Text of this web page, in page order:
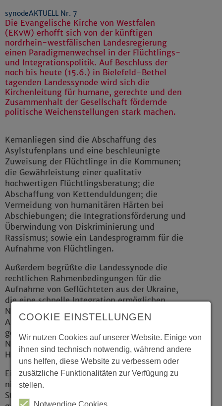
synodeAKTUELL Nr. 7
Die Evangelische Kirche von Westfalen
(EKvW) erhofft sich von der künftigen
nordrhein-westfälischen Landesregierung
einen Paradigmenwechsel in der Flüchtlings-
und Integrationspolitik. Auf Beschluss der
noch bis heute (15.6.) in Bielefeld-Bethel
tagenden Landessynode wird sich die
Kirchenleitung für humane, gerechte und den
Zusammenhalt der Gesellschaft fördernde
politische Weichenstellungen stark machen.
Kernanliegen sind die Abschaffung des
Asylstufenplans und eine beschleunigte
Zuweisung der Flüchtlinge in die Kommunen;
die Gewährleistung einer qualitativ
hochwertigen Flüchtlingsberatung; die
Abschaffung von Kettenduldungen; die
Vermeidung von humanitären Härten bei
Abschiebungen; die Integrationsförderung und
Überwindung von Diskriminierung und
Rassismus; sowie ein Landesprogramm für die
Aufnahme von Flüchtlingen.
Außerdem begrüßte die Landessynode die
rechtlichen Rahmenbedingungen für die
Aufnahme von Geflüchteten aus der Ukraine,
die eine schnelle Integration ermöglichen.
Notwendig seien aber gleiche Standards zur
Aufnahme und Integration von allen
geflüchteten Menschen in humanitären
Notlagen – unabhängig von ihrem
Herkunftsland.
Ein weiterer Beschluss zur Flüchtlingspolitik
nimmt die Finanzierung der bewährten
Strukturen zur Beratung und Begleitung von
COOKIE EINSTELLUNGEN
Wir nutzen Cookies auf unserer Website. Einige von
ihnen sind technisch notwendig, während andere
uns helfen, diese Website zu verbessern oder
zusätzliche Funktionalitäten zur Verfügung zu
stellen.
Notwendige Cookies